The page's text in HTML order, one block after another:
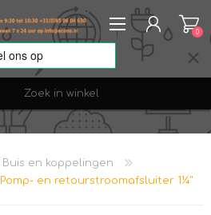
0
Buis en koppelingen
Pomp- en retourstroomafsluiter 1¼"